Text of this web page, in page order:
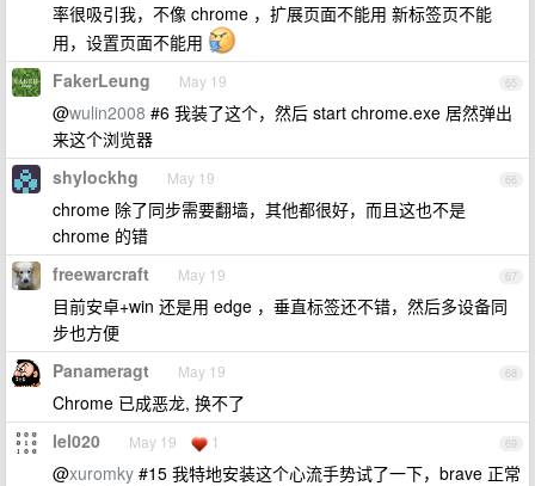
率很吸引我，不像 chrome ，扩展页面不能用 新标签页不能
用，设置页面不能用
65
FakerLeung May 19
@wulin2008 #6 我装了这个，然后 start chrome.exe 居然弹出
来这个浏览器
66
shylockhg May 19
chrome 除了同步需要翻墙，其他都很好，而且这也不是
chrome 的错
67
freewarcraft May 19
目前安卓+win 还是用 edge ，垂直标签还不错，然后多设备同
步也方便
68
Panameragt May 19
Chrome 已成恶龙, 换不了
69
lel020 May 19 1
@xuromky #15 我特地安装这个心流手势试了一下，brave 正常